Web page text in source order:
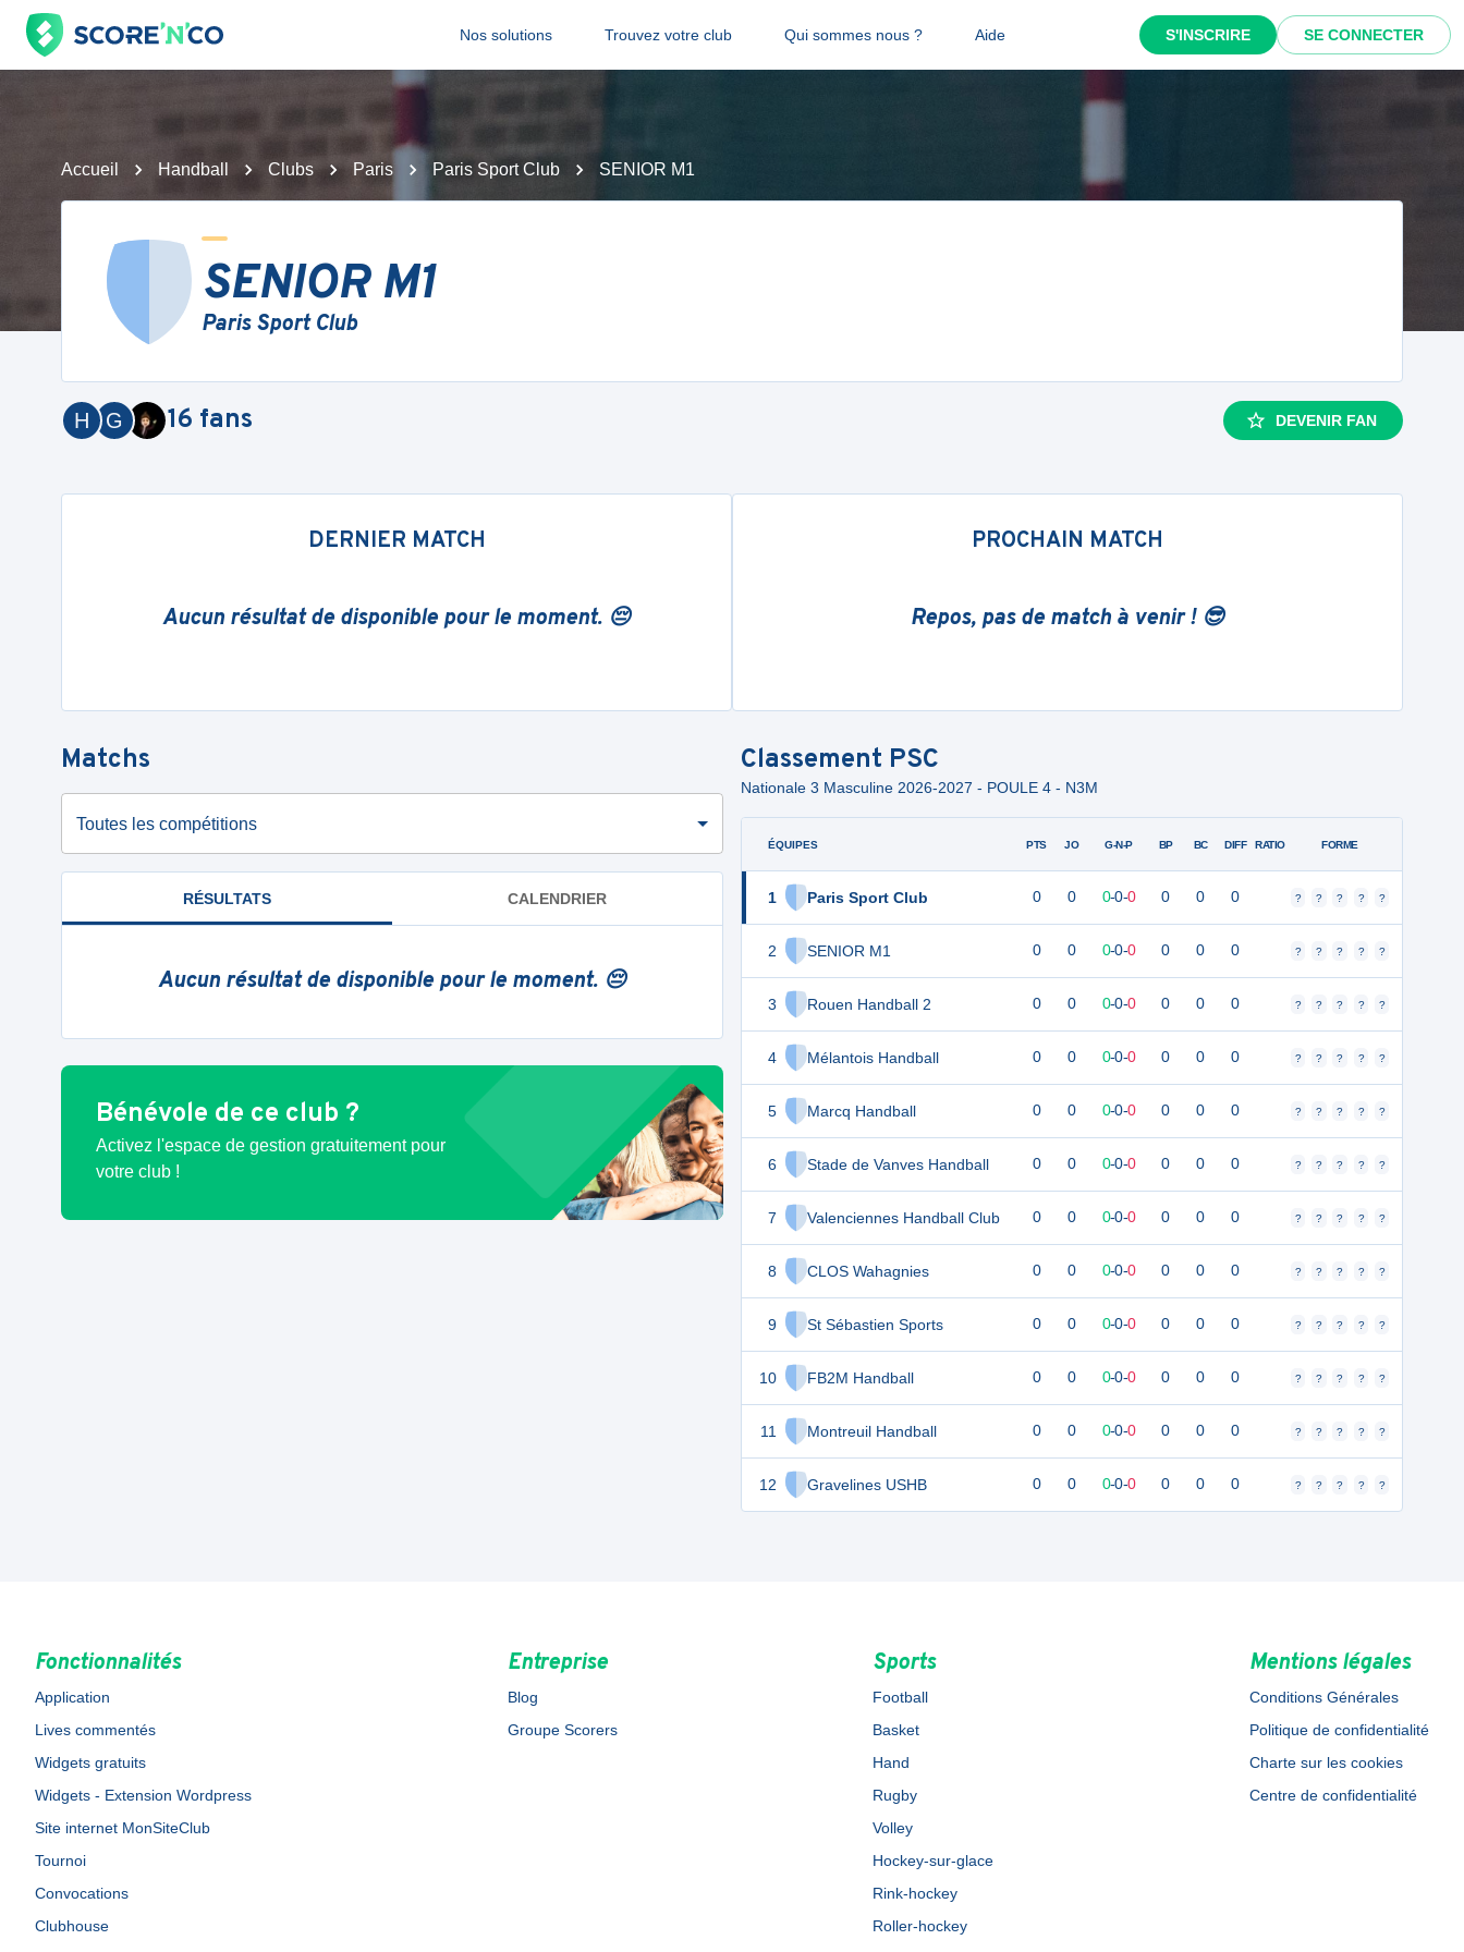
Nos solutions Trouvez votre club Qui sommes nous ? Aide S'INSCRIRE SE CONNECTER
Accueil Handball Clubs Paris Paris Sport Club SENIOR M1
SENIOR M1
Paris Sport Club
G
H 16 fans DEVENIR FAN
DERNIER MATCH
Aucun résultat de disponible pour le moment. 😔
PROCHAIN MATCH
Repos, pas de match à venir ! 😎
Matchs
Toutes les compétitions
RÉSULTATS CALENDRIER
Aucun résultat de disponible pour le moment. 😔
Bénévole de ce club ?
Activez l'espace de gestion gratuitement pour
votre club !
Classement PSC
Nationale 3 Masculine 2026-2027 - POULE 4 - N3M
ÉQUIPES
1 Paris Sport Club
2 SENIOR M1
3 Rouen Handball 2
4 Mélantois Handball
5 Marcq Handball
6 Stade de Vanves Handball
7 Valenciennes Handball Club
8 CLOS Wahagnies
9 St Sébastien Sports
10 FB2M Handball
11 Montreuil Handball
12 Gravelines USHB
PTS JO G-N-P BP BC DIFF RATIO FORME
0 0 0-0-0 0 0 0 ? ? ? ? ?
0 0 0-0-0 0 0 0 ? ? ? ? ?
0 0 0-0-0 0 0 0 ? ? ? ? ?
0 0 0-0-0 0 0 0 ? ? ? ? ?
0 0 0-0-0 0 0 0 ? ? ? ? ?
0 0 0-0-0 0 0 0 ? ? ? ? ?
0 0 0-0-0 0 0 0 ? ? ? ? ?
0 0 0-0-0 0 0 0 ? ? ? ? ?
0 0 0-0-0 0 0 0 ? ? ? ? ?
0 0 0-0-0 0 0 0 ? ? ? ? ?
0 0 0-0-0 0 0 0 ? ? ? ? ?
0 0 0-0-0 0 0 0 ? ? ? ? ?
Fonctionnalités
Application
Lives commentés
Widgets gratuits
Widgets - Extension Wordpress
Site internet MonSiteClub
Tournoi
Convocations
Clubhouse
Entreprise
Blog
Groupe Scorers
Sports
Football
Basket
Hand
Rugby
Volley
Hockey-sur-glace
Rink-hockey
Roller-hockey
Mentions légales
Conditions Générales
Politique de confidentialité
Charte sur les cookies
Centre de confidentialité